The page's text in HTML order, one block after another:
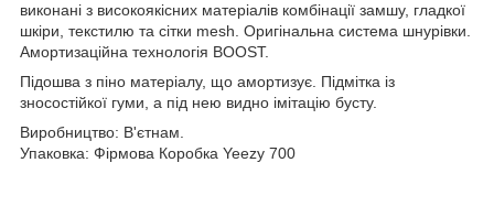
виконані з високоякісних матеріалів комбінації замшу, гладкої
шкіри, текстилю та сітки mesh. Оригінальна система шнурівки.
Амортизаційна технологія BOOST.
Підошва з піно матеріалу, що амортизує. Підмітка із
зносостійкої гуми, а під нею видно імітацію бусту.
Виробництво: В'єтнам.
Упаковка: Фірмова Коробка Yeezy 700